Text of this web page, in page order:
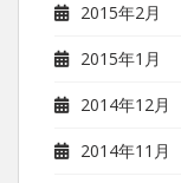
2015年2月
2015年1月
2014年12月
2014年11月